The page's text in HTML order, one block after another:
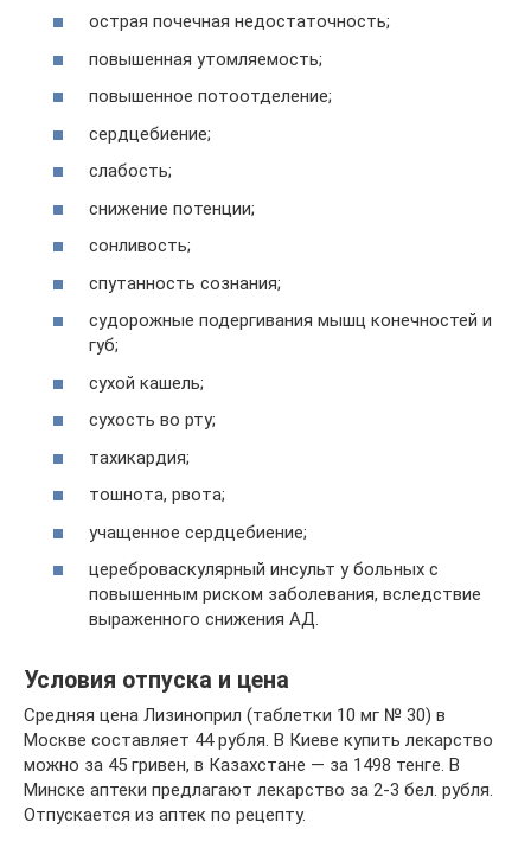
острая почечная недостаточность;
повышенная утомляемость;
повышенное потоотделение;
сердцебиение;
слабость;
снижение потенции;
сонливость;
спутанность сознания;
судорожные подергивания мышц конечностей и
губ;
сухой кашель;
сухость во рту;
тахикардия;
тошнота, рвота;
учащенное сердцебиение;
цереброваскулярный инсульт у больных с
повышенным риском заболевания, вследствие
выраженного снижения АД.
Условия отпуска и цена
Средняя цена Лизиноприл (таблетки 10 мг № 30) в
Москве составляет 44 рубля. В Киеве купить лекарство
можно за 45 гривен, в Казахстане — за 1498 тенге. В
Минске аптеки предлагают лекарство за 2-3 бел. рубля.
Отпускается из аптек по рецепту.